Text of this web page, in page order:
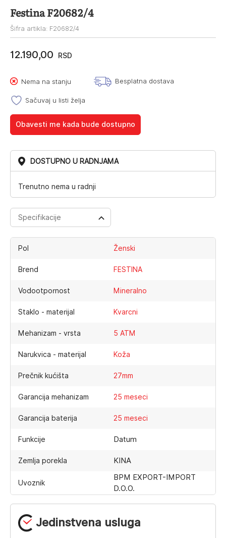
Festina F20682/4
Šifra artikla: F20682/4
12.190,00 RSD
Nema na stanju Besplatna dostava
Sačuvaj u listi želja
Obavesti me kada bude dostupno
DOSTUPNO U RADNJAMA
Trenutno nema u radnji
Jedinstvena usluga
Specifikacije
Pol Ženski
Brend FESTINA
Vodootpornost Mineralno
Staklo - materijal Kvarcni
Mehanizam - vrsta 5 ATM
Narukvica - materijal Koža
Prečnik kućišta 27mm
Garancija mehanizam 25 meseci
Garancija baterija 25 meseci
Funkcije Datum
Zemlja porekla KINA
Uvoznik
BPM EXPORT-IMPORT
D.O.O.